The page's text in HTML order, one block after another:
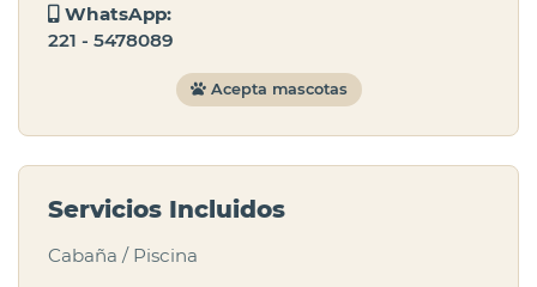
WhatsApp:
221 - 5478089
Acepta mascotas
Servicios Incluidos
Cabaña / Piscina